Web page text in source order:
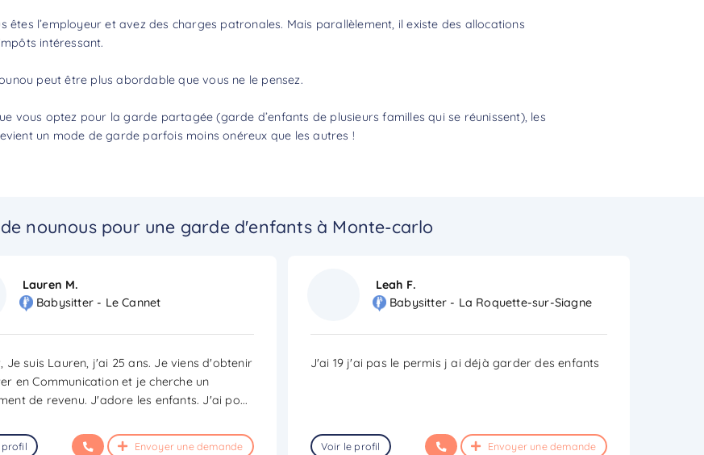
êtes l’employeur et avez des charges patronales. Mais parallèlement, il existe des allocations
intéressant.
peut être plus abordable que vous ne le pensez.
vous optez pour la garde partagée (garde d’enfants de plusieurs familles qui se réunissent), les
un mode de garde parfois moins onéreux que les autres !
nounous pour une garde d'enfants à Monte-carlo
Lauren M.
Babysitter - Le Cannet
Je suis Lauren, j'ai 25 ans. Je viens d'obtenir
en Communication et je cherche un
de revenu. J'adore les enfants. J'ai po...
profil Envoyer une demande
Leah F.
Babysitter - La Roquette-sur-Siagne
J'ai 19 j'ai pas le permis j ai déjà garder des enfants
Voir le profil Envoyer une demande